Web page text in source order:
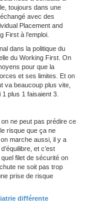
pour
par exemple, du
sur le logement –
approche qui
loi de
Emploi et
nationale et
à
Dans mon
centrale chargée de